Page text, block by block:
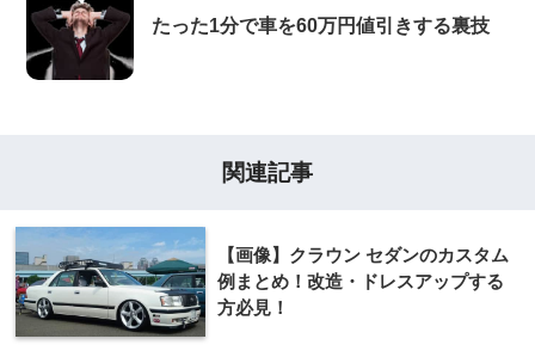
たった1分で車を60万円値引きする裏技
関連記事
【画像】クラウン セダンのカスタム
例まとめ！改造・ドレスアップする
方必見！